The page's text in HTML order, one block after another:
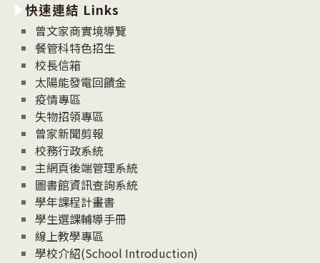
消
息
News
快速連結 Links
曾文家商實境導覽
餐管科特色招生
校長信箱
太陽能發電回饋金
疫情專區
失物招領專區
曾家新聞剪報
校務行政系統
主網頁後端管理系統
圖書館資訊查詢系統
學年課程計畫書
學生選課輔導手冊
線上教學專區
學校介紹(School Introduction)